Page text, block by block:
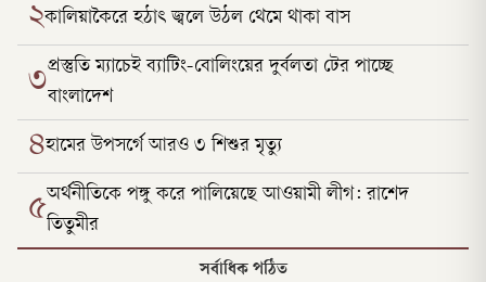
২কালিয়াকৈরে হঠাৎ জ্বলে উঠল থেমে থাকা বাস
৩প্রস্তুতি ম্যাচেই ব্যাটিং-বোলিংয়ের দুর্বলতা টের পাচ্ছে
বাংলাদেশ
৪হামের উপসর্গে আরও ৩ শিশুর মৃত্যু
৫অর্থনীতিকে পঙ্গু করে পালিয়েছে আওয়ামী লীগ: রাশেদ
তিতুমীর
সর্বাধিক পঠিত